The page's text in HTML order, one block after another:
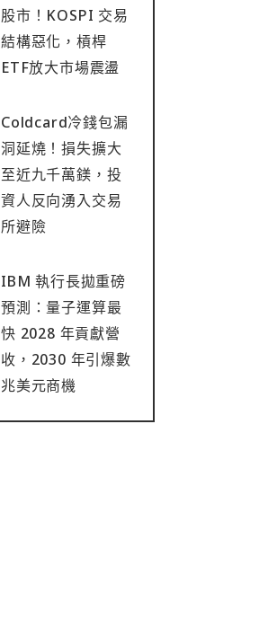
股市！KOSPI 交易
結構惡化，槓桿
ETF放大市場震盪
Coldcard冷錢包漏
洞延燒！損失擴大
至近九千萬鎂，投
資人反向湧入交易
所避險
IBM 執行長拋重磅
預測：量子運算最
快 2028 年貢獻營
收，2030 年引爆數
兆美元商機